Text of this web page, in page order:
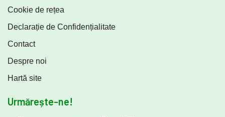
Cookie de rețea
Declarație de Confidențialitate
Contact
Despre noi
Hartă site
Urmărește-ne!